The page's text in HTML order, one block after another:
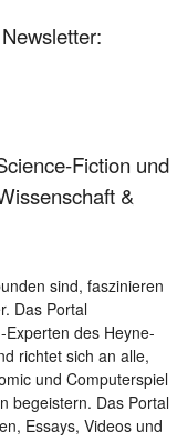
Fiction und
&
sind, faszinieren
Das Portal
des Heyne-
richtet sich an alle,
und Computerspiel
begeistern. Das Portal
Essays, Videos und